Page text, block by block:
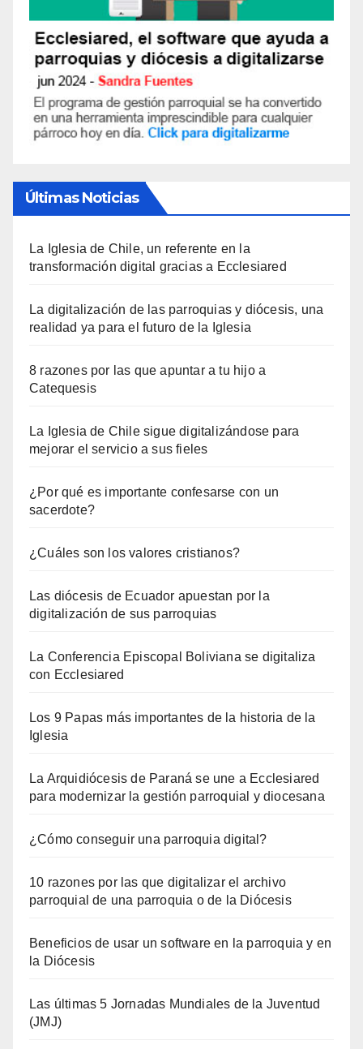
Últimas Noticias
La Iglesia de Chile, un referente en la
transformación digital gracias a Ecclesiared
La digitalización de las parroquias y diócesis, una
realidad ya para el futuro de la Iglesia
8 razones por las que apuntar a tu hijo a
Catequesis
La Iglesia de Chile sigue digitalizándose para
mejorar el servicio a sus fieles
¿Por qué es importante confesarse con un
sacerdote?
¿Cuáles son los valores cristianos?
Las diócesis de Ecuador apuestan por la
digitalización de sus parroquias
La Conferencia Episcopal Boliviana se digitaliza
con Ecclesiared
Los 9 Papas más importantes de la historia de la
Iglesia
La Arquidiócesis de Paraná se une a Ecclesiared
para modernizar la gestión parroquial y diocesana
¿Cómo conseguir una parroquia digital?
10 razones por las que digitalizar el archivo
parroquial de una parroquia o de la Diócesis
Beneficios de usar un software en la parroquia y en
la Diócesis
Las últimas 5 Jornadas Mundiales de la Juventud
(JMJ)